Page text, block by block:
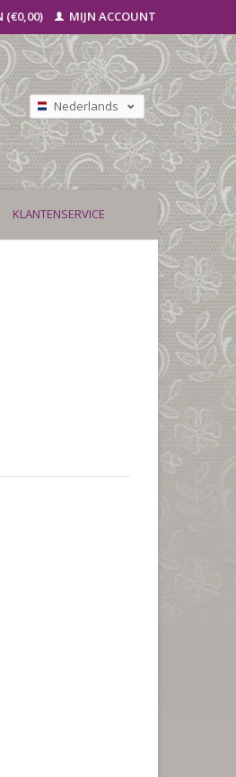
(€0,00) MIJN ACCOUNT
Nederlands
Deutsch
Français
KLANTENSERVICE